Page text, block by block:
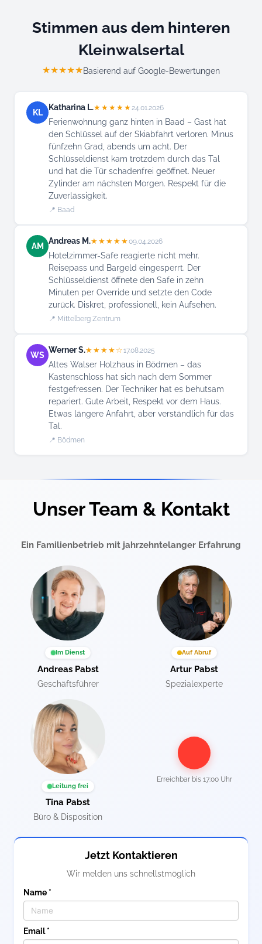
Stimmen aus dem hinteren
Kleinwalsertal
★★★★★Basierend auf Google-Bewertungen
KL
Katharina L.★★★★★24.01.2026
Ferienwohnung ganz hinten in Baad – Gast hat
den Schlüssel auf der Skiabfahrt verloren. Minus
fünfzehn Grad, abends um acht. Der
Schlüsseldienst kam trotzdem durch das Tal
und hat die Tür schadenfrei geöffnet. Neuer
Zylinder am nächsten Morgen. Respekt für die
Zuverlässigkeit.
📍 Baad
AM
Andreas M.★★★★★09.04.2026
Hotelzimmer-Safe reagierte nicht mehr.
Reisepass und Bargeld eingesperrt. Der
Schlüsseldienst öffnete den Safe in zehn
Minuten per Override und setzte den Code
zurück. Diskret, professionell, kein Aufsehen.
📍 Mittelberg Zentrum
WS
Werner S.★★★★☆17.08.2025
Altes Walser Holzhaus in Bödmen – das
Kastenschloss hat sich nach dem Sommer
festgefressen. Der Techniker hat es behutsam
repariert. Gute Arbeit, Respekt vor dem Haus.
Etwas längere Anfahrt, aber verständlich für das
Tal.
📍 Bödmen
Unser Team & Kontakt
Ein Familienbetrieb mit jahrzehntelanger Erfahrung
Im Dienst
Andreas Pabst
Geschäftsführer
Auf Abruf
Artur Pabst
Spezialexperte
Leitung frei
Tina Pabst
Büro & Disposition
Erreichbar bis 17:00 Uhr
Jetzt Kontaktieren
Wir melden uns schnellstmöglich
Name *
Email *